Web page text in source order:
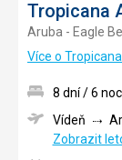
Tropicana
Aruba - Eagle
Více o
8 dní / 6
Vídeň
Zobrazit